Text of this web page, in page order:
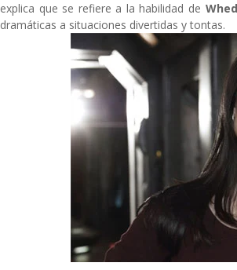
explica que se refiere a la habilidad de
dramáticas a situaciones divertidas y tontas.